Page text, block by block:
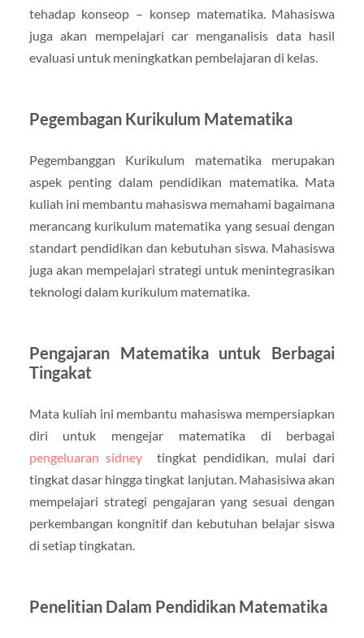
tehadap konseop – konsep matematika. Mahasiswa
juga akan mempelajari car menganalisis data hasil
evaluasi untuk meningkatkan pembelajaran di kelas.
Pegembagan Kurikulum Matematika
Pegembanggan Kurikulum matematika merupakan
aspek penting dalam pendidikan matematika. Mata
kuliah ini membantu mahasiswa memahami bagaimana
merancang kurikulum matematika yang sesuai dengan
standart pendidikan dan kebutuhan siswa. Mahasiswa
juga akan mempelajari strategi untuk menintegrasikan
teknologi dalam kurikulum matematika.
Pengajaran Matematika untuk Berbagai
Tingakat
Mata kuliah ini membantu mahasiswa mempersiapkan
diri untuk mengejar matematika di berbagai
pengeluaran sidney tingkat pendidikan, mulai dari
tingkat dasar hingga tingkat lanjutan. Mahasisiwa akan
mempelajari strategi pengajaran yang sesuai dengan
perkembangan kongnitif dan kebutuhan belajar siswa
di setiap tingkatan.
Penelitian Dalam Pendidikan Matematika